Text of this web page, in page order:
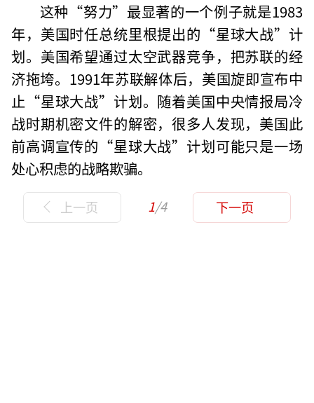
这种“努力”最显著的一个例子就是1983
年，美国时任总统里根提出的“星球大战”计
划。美国希望通过太空武器竞争，把苏联的经
济拖垮。1991年苏联解体后，美国旋即宣布中
止“星球大战”计划。随着美国中央情报局冷
战时期机密文件的解密，很多人发现，美国此
前高调宣传的“星球大战”计划可能只是一场
处心积虑的战略欺骗。
上一页 1/4 下一页